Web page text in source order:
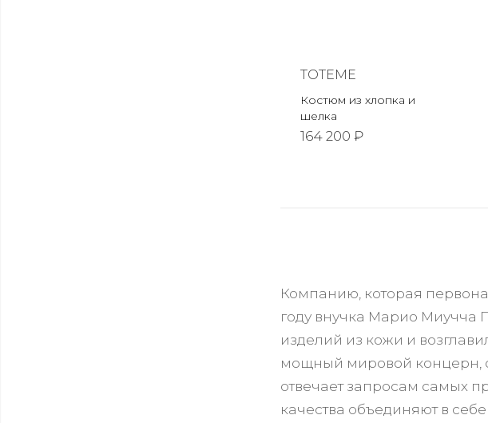
TOTEME
Костюм из хлопка и
шелка
164 200 ₽
Компанию, которая
году внучка Марио Миучча
изделий из кожи и
мощный мировой концерн,
отвечает запросам самых
качества объединяют в